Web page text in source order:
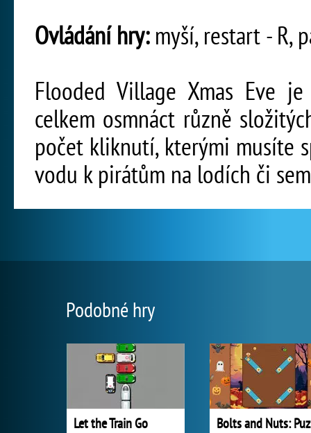
Ovládání hry:myší, restart - R,
Flooded Village Xmas Eve
celkem osmnáct různě
počet kliknutí, kterými musíte
vodu k pirátům na lodích či
Podobné hry
Let the Train Go